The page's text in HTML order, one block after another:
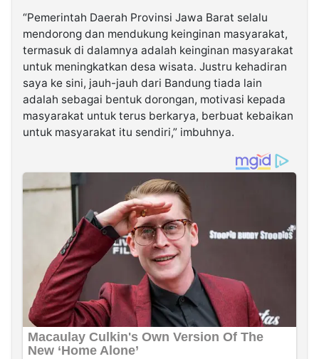
“Pemerintah Daerah Provinsi Jawa Barat selalu
mendorong dan mendukung keinginan masyarakat,
termasuk di dalamnya adalah keinginan masyarakat
untuk meningkatkan desa wisata. Justru kehadiran
saya ke sini, jauh-jauh dari Bandung tiada lain
adalah sebagai bentuk dorongan, motivasi kepada
masyarakat untuk terus berkarya, berbuat kebaikan
untuk masyarakat itu sendiri,” imbuhnya.